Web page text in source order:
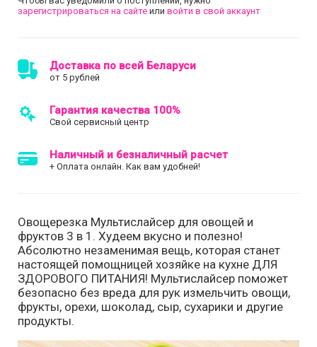
зарегистрироваться на сайте или войти в свой аккаунт
Доставка по всей Беларуси
от 5 рублей
Гарантия качества 100%
Свой сервисный центр
Наличный и безналичный расчет
+ Оплата онлайн. Как вам удобней!
Овощерезка Мультислайсер для овощей и
фруктов 3 в 1. Худеем вкусно и полезно!
Абсолютно незаменимая вещь, которая станет
настоящей помощницей хозяйке на кухне ДЛЯ
ЗДОРОВОГО ПИТАНИЯ! Мультислайсер поможет
безопасно без вреда для рук измельчить овощи,
фрукты, орехи, шоколад, сыр, сухарики и другие
продукты.